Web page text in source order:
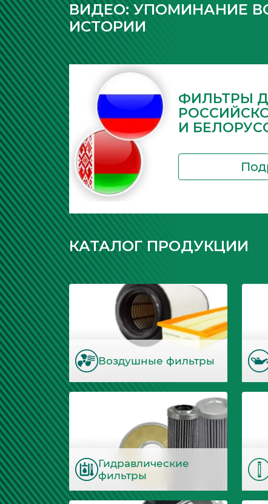
ВИДЕО: УПОМИНАНИЕ
ИСТОРИИ
ФИЛЬТРЫ
И
КАТАЛОГ ПРОДУКЦИИ
Воздушные фильтры
Гидравлические
фильтры